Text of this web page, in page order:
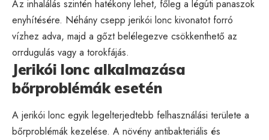
Az inhalálás szintén hatékony lehet, főleg a légúti panaszok
enyhítésére. Néhány csepp jerikói lonc kivonatot forró
vízhez adva, majd a gőzt belélegezve csökkenthető az
orrdugulás vagy a torokfájás.
Jerikói lonc alkalmazása
bőrproblémák esetén
A jerikói lonc egyik legelterjedtebb felhasználási területe a
bőrproblémák kezelése. A növény antibakteriális és